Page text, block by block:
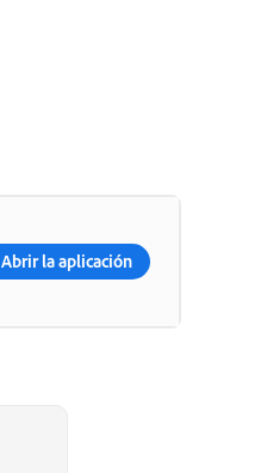
Abrir la aplicación